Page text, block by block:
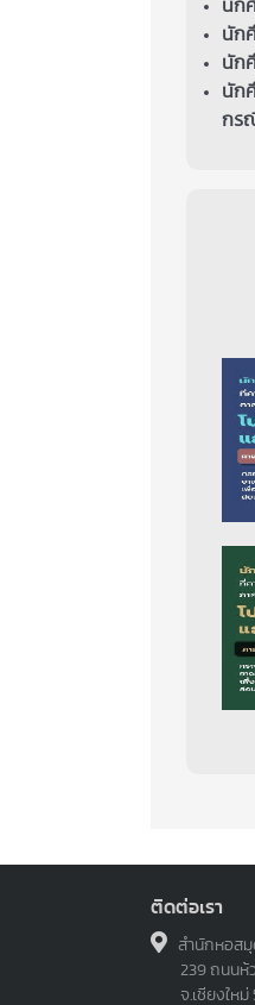
นัก
นัก
นัก
นัก
กร
ติดต่อเรา
สำนักหอสมุ
239 ถนนห้
จ.เชียงให